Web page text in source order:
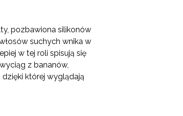
pozbawiona silikonów
suchych wnika w
w tej roli spisują się
z bananów,
której wyglądają